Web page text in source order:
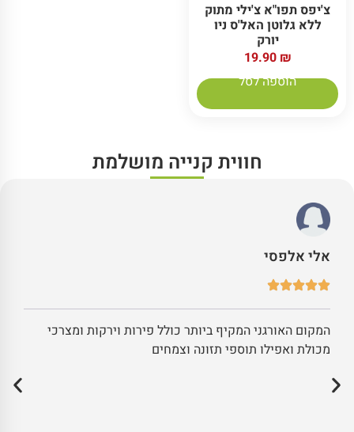
צ'יפס תפו"א צ'ילי מתוק
ללא גלוטן האל'ס ניו
יורק
19.90 ₪
הוספה לסל
חווית קנייה מושלמת
אלי אלפסי
המקום האורגני המקיף ביותר כולל פירות וירקות ומצרכי
מכולת ואפילו תוספי תזונה וצמחים